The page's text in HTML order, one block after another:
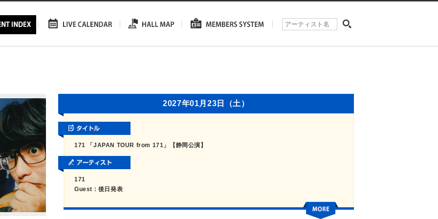
2027年01月23日（土）
171 「JAPAN TOUR from 171」【静岡公演】
171
Guest : 後日発表